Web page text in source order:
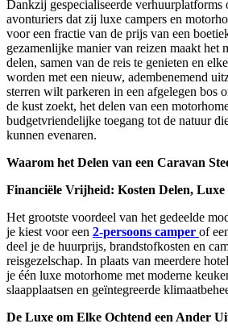
Dankzij gespecialiseerde verhuurplatforms
avonturiers dat zij luxe campers en
voor een fractie van de prijs van een
gezamenlijke manier van reizen maakt het
delen, samen van de reis te genieten en
worden met een nieuw, adembenemend
sterren wilt parkeren in een afgelegen bos
de kust zoekt, het delen van een
budgetvriendelijke toegang tot de natuur
kunnen evenaren.
Waarom het Delen van een Caravan
Financiële Vrijheid: Kosten Delen, Luxe
Het grootste voordeel van het gedeelde
je kiest voor een 2-persoons camper of
deel je de huurprijs, brandstofkosten en
reisgezelschap. In plaats van meerdere
je één luxe motorhome met moderne
slaapplaatsen en geïntegreerde
De Luxe om Elke Ochtend een Ander